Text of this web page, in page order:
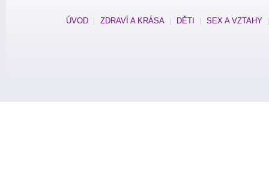
ÚVOD ZDRAVÍ A KRÁSA DĚTI SEX A VZTAHY